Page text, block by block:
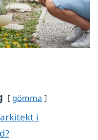
gömma
i